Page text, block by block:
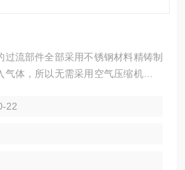
流部件全部采用不锈钢材料精铸制
体，所以无需采用空气压缩机和大
泵内的加压混合，气体与液体充分溶
22